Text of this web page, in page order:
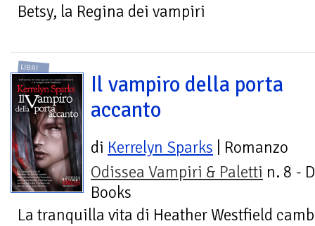
Betsy, la Regina dei vampiri
LIBRI
Il vampiro della porta
accanto
di Kerrelyn Sparks | Romanzo
Odissea Vampiri & Paletti n. 8 -
Books
La tranquilla vita di Heather Westfield